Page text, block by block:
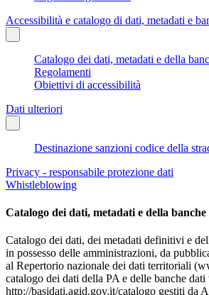
Accessibilità e catalogo di dati, metadati e
Catalogo dei dati, metadati e della
Regolamenti
Obiettivi di accessibilità
Dati ulteriori
Destinazione sanzioni codice della
Privacy - responsabile protezione dati
Whistleblowing
Catalogo dei dati, metadati e della
Catalogo dei dati, dei metadati definitivi e
in possesso delle amministrazioni, da
al Repertorio nazionale dei dati territoriali
catalogo dei dati della PA e delle banche
http://basidati.agid.gov.it/catalogo gestiti da